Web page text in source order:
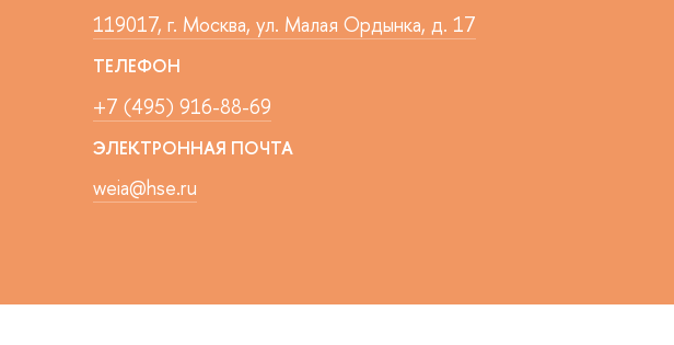
119017, г. Москва, ул. Малая Ордынка, д. 17
ТЕЛЕФОН
+7 (495) 916-88-69
ЭЛЕКТРОННАЯ ПОЧТА
weia@hse.ru